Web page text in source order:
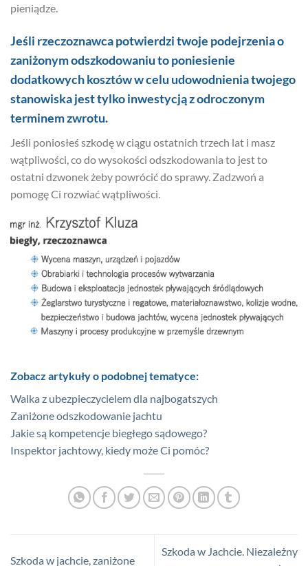
pieniądze.
Jeśli rzeczoznawca potwierdzi twoje podejrzenia o
zaniżonym odszkodowaniu to poniesienie
dodatkowych kosztów w celu udowodnienia twojego
stanowiska jest tylko inwestycją z odroczonym
terminem zwrotu.
Jeśli poniosłeś szkodę w ciągu ostatnich trzech lat i masz
wątpliwości, co do wysokości odszkodowania to jest to
ostatni dzwonek żeby powrócić do sprawy. Zadzwoń a
pomogę Ci rozwiać wątpliwości.
Zobacz artykuły o podobnej tematyce:
Walka z ubezpieczycielem dla najbogatszych
Zaniżone odszkodowanie jachtu
Jakie są kompetencje biegłego sądowego?
Inspektor jachtowy, kiedy może Ci pomóc?
Szkoda w jachcie, zaniżone
Szkoda w Jachcie. Niezależny